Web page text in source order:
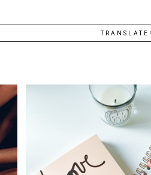
TRANSLATE!